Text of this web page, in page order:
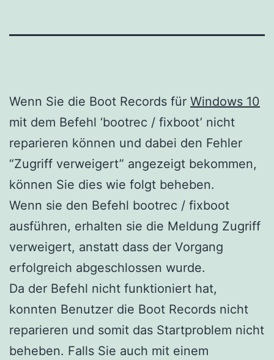
Wenn Sie die Boot Records für Windows 10
mit dem Befehl ‘bootrec / fixboot’ nicht
reparieren können und dabei den Fehler
“Zugriff verweigert” angezeigt bekommen,
können Sie dies wie folgt beheben.
Wenn sie den Befehl bootrec / fixboot
ausführen, erhalten sie die Meldung Zugriff
verweigert, anstatt dass der Vorgang
erfolgreich abgeschlossen wurde.
Da der Befehl nicht funktioniert hat,
konnten Benutzer die Boot Records nicht
reparieren und somit das Startproblem nicht
beheben. Falls Sie auch mit einem